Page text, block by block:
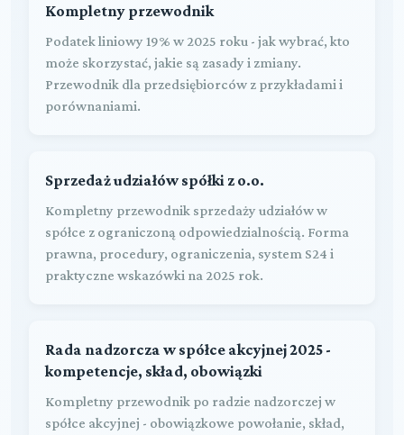
Kompletny przewodnik
Podatek liniowy 19% w 2025 roku - jak wybrać, kto
może skorzystać, jakie są zasady i zmiany.
Przewodnik dla przedsiębiorców z przykładami i
porównaniami.
Sprzedaż udziałów spółki z o.o.
Kompletny przewodnik sprzedaży udziałów w
spółce z ograniczoną odpowiedzialnością. Forma
prawna, procedury, ograniczenia, system S24 i
praktyczne wskazówki na 2025 rok.
Rada nadzorcza w spółce akcyjnej 2025 -
kompetencje, skład, obowiązki
Kompletny przewodnik po radzie nadzorczej w
spółce akcyjnej - obowiązkowe powołanie, skład,